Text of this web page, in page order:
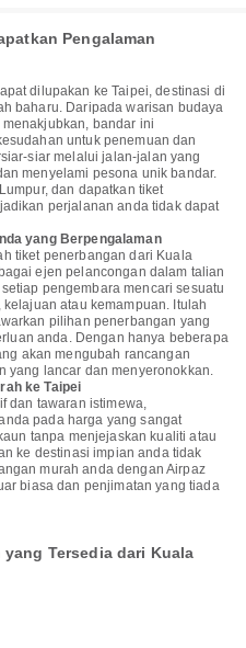
Pengalaman
dilupakan ke Taipei, destinasi di
baharu. Daripada warisan budaya
bandar ini
untuk penemuan dan
siar melalui jalan-jalan yang
menyelami pesona unik bandar.
dan dapatkan tiket
perjalanan anda tidak dapat
yang Berpengalaman
tiket penerbangan dari Kuala
ejen pelancongan dalam talian
pengembara mencari sesuatu
atau kemampuan. Itulah
pilihan penerbangan yang
anda. Dengan hanya beberapa
akan mengubah rancangan
yang lancar dan menyeronokkan.
ke Taipei
dan tawaran istimewa,
pada harga yang sangat
tanpa menjejaskan kualiti atau
ke destinasi impian anda tidak
murah anda dengan Airpaz
biasa dan penjimatan yang tiada
Tersedia dari Kuala